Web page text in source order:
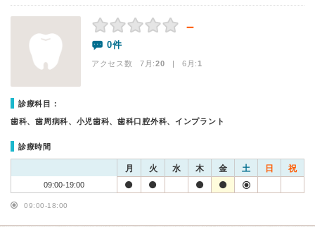
－
0件
アクセス数 7月:20 | 6月:1
診療科目：
歯科、歯周病科、小児歯科、歯科口腔外科、インプラント
診療時間
月 火 水 木 金 土 日 祝
09:00-19:00
09:00-18:00